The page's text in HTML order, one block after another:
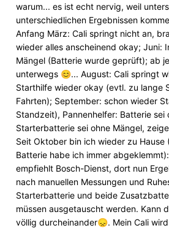
warum... es ist echt nervig, weil
unterschiedlichen Ergebnissen
Anfang März: Cali springt nicht an,
wieder alles anscheinend okay; Juni:
Mängel (Batterie wurde geprüft); ab
unterwegs 😊... August: Cali springt
Starthilfe wieder okay (evtl. zu lange
Fahrten); September: schon wieder
Standzeit), Pannenhelfer: Batterie
Starterbatterie sei ohne Mängel,
Seit Oktober bin ich wieder zu Hause
Batterie habe ich immer
empfiehlt Bosch-Dienst, dort nun
nach manuellen Messungen und
Starterbatterie und beide
müssen ausgetauscht werden. Kann
völlig durcheinander😞. Mein Cali